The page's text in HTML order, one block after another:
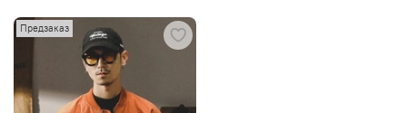
Предзаказ